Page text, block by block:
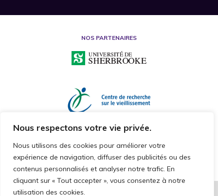
Nous respectons votre vie privée.
Nous utilisons des cookies pour améliorer votre
expérience de navigation, diffuser des publicités ou des
contenus personnalisés et analyser notre trafic. En
cliquant sur « Tout accepter », vous consentez à notre
utilisation des cookies.
NOS PARTENAIRES